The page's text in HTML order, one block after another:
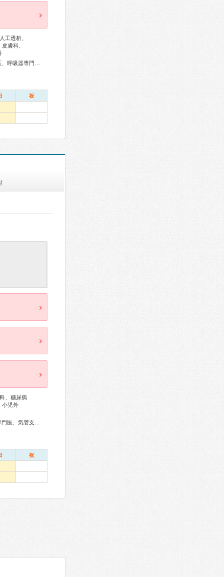
工透析、
膚科、
祝
、糖尿病
小児外
祝